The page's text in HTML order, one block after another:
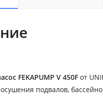
FEKAPUMP V 450F от
подвалов,